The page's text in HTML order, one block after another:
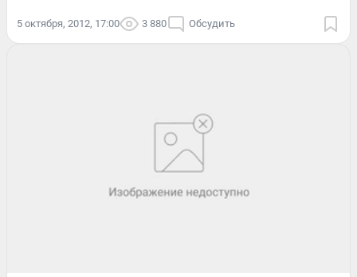
5 октября, 2012, 17:00 3 880 Обсудить